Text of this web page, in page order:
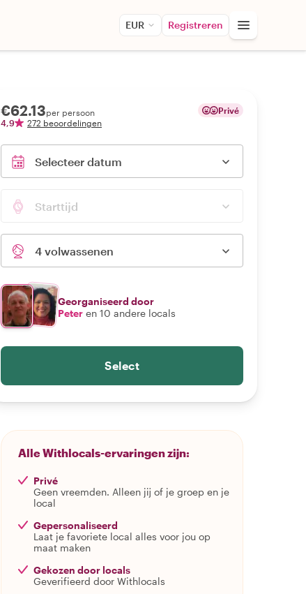
EUR Registreren
€62.13per persoon
4,9
272 beoordelingen
Privé
Selecteer datum
Starttijd
4 volwassenen
Georganiseerd door
Peter en 10 andere locals
Select
Alle Withlocals-ervaringen zijn:
Privé
Geen vreemden. Alleen jij of je groep en je
local
Gepersonaliseerd
Laat je favoriete local alles voor jou op
maat maken
Gekozen door locals
Geverifieerd door Withlocals